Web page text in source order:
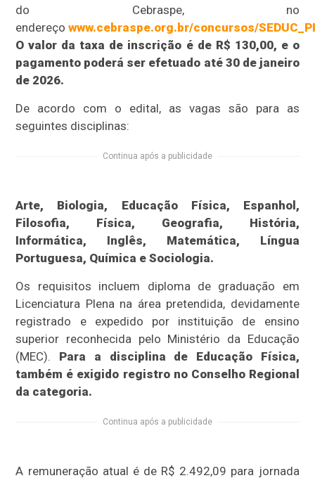
do Cebraspe, no
endereço www.cebraspe.org.br/concursos/
O valor da taxa de inscrição é de R$ 130,00, e o
pagamento poderá ser efetuado até 30 de janeiro
de 2026.
De acordo com o edital, as vagas são para as
seguintes disciplinas:
Continua após a publicidade
Arte, Biologia, Educação Física, Espanhol,
Filosofia, Física, Geografia, História,
Informática, Inglês, Matemática, Língua
Portuguesa, Química e Sociologia.
Os requisitos incluem diploma de graduação em
Licenciatura Plena na área pretendida, devidamente
registrado e expedido por instituição de ensino
superior reconhecida pelo Ministério da Educação
(MEC).
Para a disciplina de Educação Física,
também é exigido registro no Conselho Regional
da categoria.
Continua após a publicidade
A remuneração atual é de R$ 2.492,09 para jornada